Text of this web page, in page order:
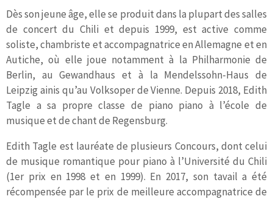
Dès son jeune âge, elle se produit dans la plupart des salles
de concert du Chili et depuis 1999, est active comme
soliste, chambriste et accompagnatrice en Allemagne et en
Autiche, où elle joue notamment à la Philharmonie de
Berlin, au Gewandhaus et à la Mendelssohn-Haus de
Leipzig ainis qu’au Volksoper de Vienne. Depuis 2018, Edith
Tagle a sa propre classe de piano piano à l’école de
musique et de chant de Regensburg.
Edith Tagle est lauréate de plusieurs Concours, dont celui
de musique romantique pour piano à l’Université du Chili
(1er prix en 1998 et en 1999). En 2017, son tavail a été
récompensée par le prix de meilleure accompagnatrice de